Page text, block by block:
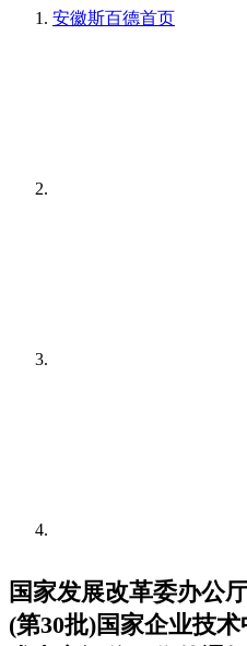
安徽斯百德首页
国家发展改革委办公
(第30批)国家企业技